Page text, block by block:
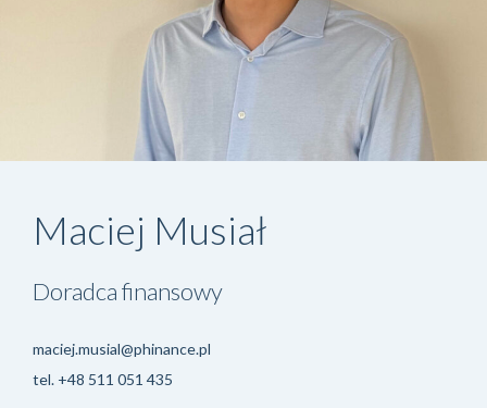
Maciej Musiał
Doradca finansowy
maciej.musial@phinance.pl
tel. +48 511 051 435